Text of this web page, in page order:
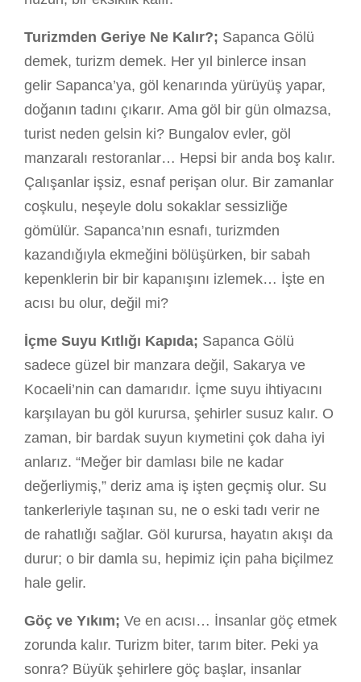
Turizmden Geriye Ne Kalır?; Sapanca Gölü
demek, turizm demek. Her yıl binlerce insan
gelir Sapanca’ya, göl kenarında yürüyüş yapar,
doğanın tadını çıkarır. Ama göl bir gün olmazsa,
turist neden gelsin ki? Bungalov evler, göl
manzaralı restoranlar… Hepsi bir anda boş kalır.
Çalışanlar işsiz, esnaf perişan olur. Bir zamanlar
coşkulu, neşeyle dolu sokaklar sessizliğe
gömülür. Sapanca’nın esnafı, turizmden
kazandığıyla ekmeğini bölüşürken, bir sabah
kepenklerin bir bir kapanışını izlemek… İşte en
acısı bu olur, değil mi?
İçme Suyu Kıtlığı Kapıda; Sapanca Gölü
sadece güzel bir manzara değil, Sakarya ve
Kocaeli’nin can damarıdır. İçme suyu ihtiyacını
karşılayan bu göl kurursa, şehirler susuz kalır. O
zaman, bir bardak suyun kıymetini çok daha iyi
anlarız. “Meğer bir damlası bile ne kadar
değerliymiş,” deriz ama iş işten geçmiş olur. Su
tankerleriyle taşınan su, ne o eski tadı verir ne
de rahatlığı sağlar. Göl kurursa, hayatın akışı da
durur; o bir damla su, hepimiz için paha biçilmez
hale gelir.
Göç ve Yıkım; Ve en acısı… İnsanlar göç etmek
zorunda kalır. Turizm biter, tarım biter. Peki ya
sonra? Büyük şehirlere göç başlar, insanlar